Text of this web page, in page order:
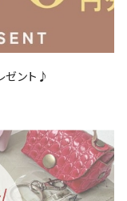
ゼント♪